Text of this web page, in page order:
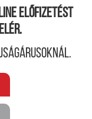
előfizetést